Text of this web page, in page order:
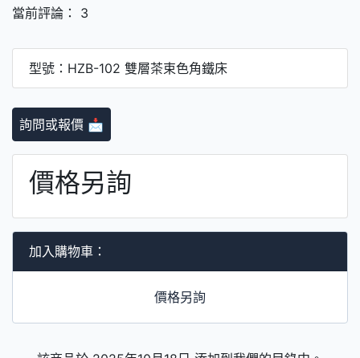
當前評論： 3
型號：HZB-102 雙層茶束色角鐵床
詢問或報價 📩
價格另詢
加入購物車：
價格另詢